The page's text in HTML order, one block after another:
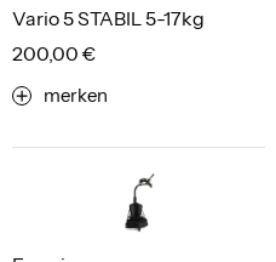
Vario 5 STABIL 5-17kg
200,00 €
merken